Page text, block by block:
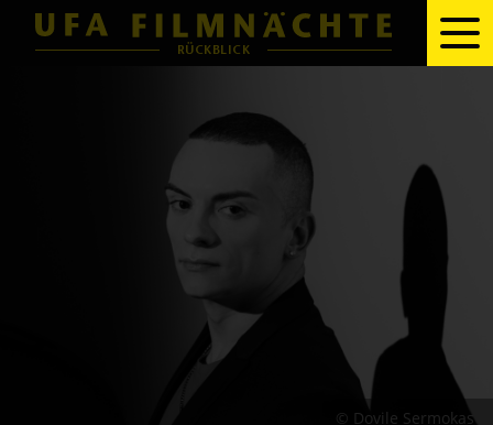
RÜCKBLICK
© Dovile Sermokas